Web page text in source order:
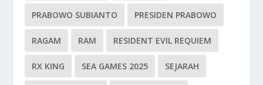
PRABOWO SUBIANTO PRESIDEN PRABOWO
RAGAM RAM RESIDENT EVIL REQUIEM
RX KING SEA GAMES 2025 SEJARAH